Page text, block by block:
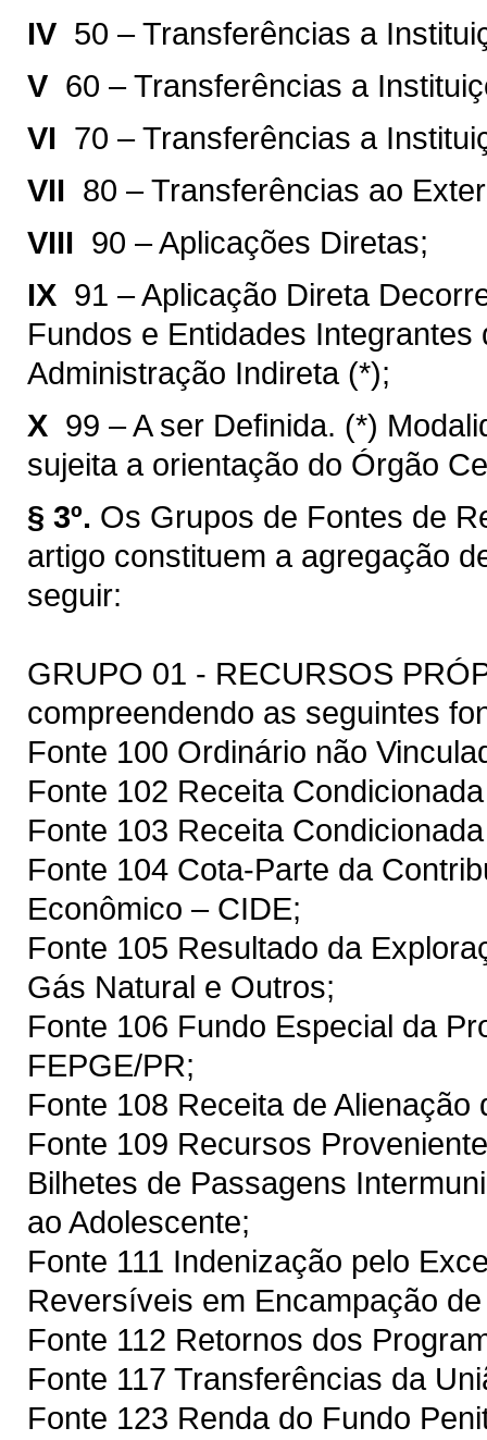
IV  50 – Transferências a
V  60 – Transferências a
VI  70 – Transferências a
VII  80 – Transferências ao
VIII  90 – Aplicações Diretas;
IX  91 – Aplicação Direta
Fundos e Entidades
Administração Indireta (*);
X  99 – A ser Definida. (*)
sujeita a orientação do Órgão
§ 3º. Os Grupos de Fontes de
artigo constituem a agregação
seguir:
GRUPO 01 - RECURSOS
compreendendo as seguintes
Fonte 100 Ordinário não
Fonte 102 Receita
Fonte 103 Receita
Fonte 104 Cota-Parte da
Econômico – CIDE;
Fonte 105 Resultado da
Gás Natural e Outros;
Fonte 106 Fundo Especial da
FEPGE/PR;
Fonte 108 Receita de
Fonte 109 Recursos
Bilhetes de Passagens
ao Adolescente;
Fonte 111 Indenização pelo
Reversíveis em Encampação
Fonte 112 Retornos dos
Fonte 117 Transferências da
Fonte 123 Renda do Fundo